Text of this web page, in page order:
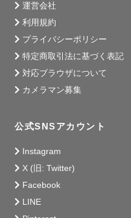
運営会社
利用規約
プライバシーポリシー
特定商取引法に基づく表記
対応ブラウザについて
カメラマン募集
公式SNSアカウント
Instagram
X (旧: Twitter)
Facebook
LINE